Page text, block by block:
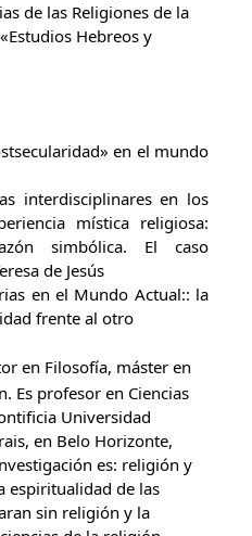
de las Religiones de la
Hebreos y
en el mundo
interdisciplinares en los
mística religiosa:
simbólica. El caso
de Jesús
en el Mundo Actual:: la
frente al otro
en Filosofía, máster en
Es profesor en Ciencias
Universidad
en Belo Horizonte,
es: religión y
espiritualidad de las
sin religión y la